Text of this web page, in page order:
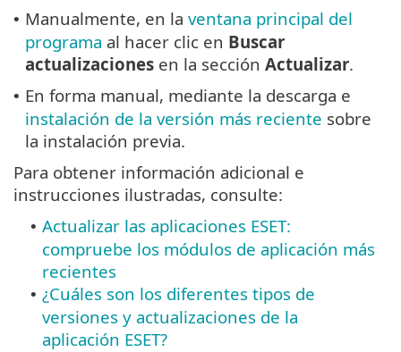
• Manualmente, en la ventana principal del
programa al hacer clic en Buscar
actualizaciones en la sección Actualizar.
• En forma manual, mediante la descarga e
instalación de la versión más reciente sobre
la instalación previa.
Para obtener información adicional e
instrucciones ilustradas, consulte:
• Actualizar las aplicaciones ESET:
compruebe los módulos de aplicación más
recientes
• ¿Cuáles son los diferentes tipos de
versiones y actualizaciones de la
aplicación ESET?